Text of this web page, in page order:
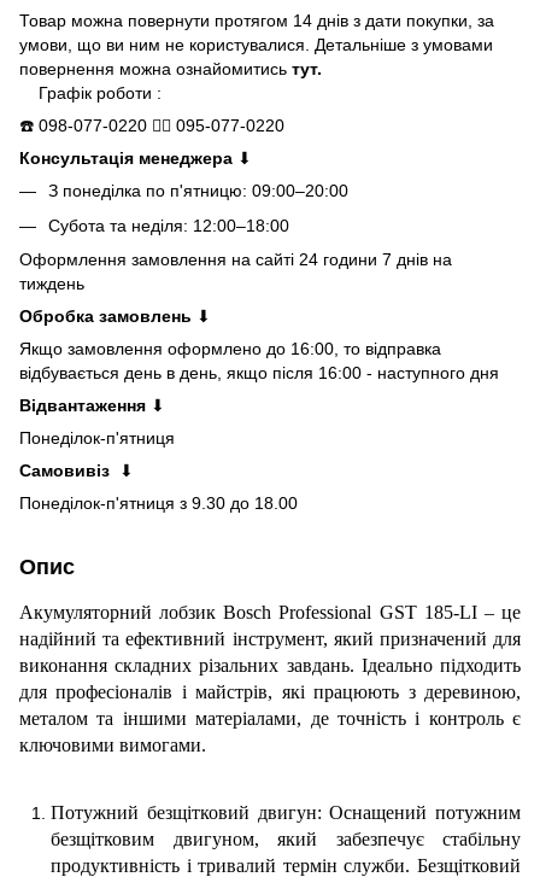
Товар можна повернути протягом 14 днів з дати покупки, за
умови, що ви ним не користувалися. Детальніше з умовами
повернення можна ознайомитись тут.
Графік роботи :
☎️ 098-077-0220 👍🏻 095-077-0220
Консультація менеджера ⬇
З понеділка по п'ятницю: 09:00–20:00
Субота та неділя: 12:00–18:00
Оформлення замовлення на сайті 24 години 7 днів на
тиждень
Обробка замовлень ⬇
Якщо замовлення оформлено до 16:00, то відправка
відбувається день в день, якщо після 16:00 - наступного дня
Відвантаження ⬇
Понеділок-п'ятниця
Самовивіз
⬇
Понеділок-п'ятниця з 9.30 до 18.00
Опис
Акумуляторний лобзик Bosch Professional GST 185-LI – це
надійний та ефективний інструмент, який призначений для
виконання складних різальних завдань. Ідеально підходить
для професіоналів і майстрів, які працюють з деревиною,
металом та іншими матеріалами, де точність і контроль є
ключовими вимогами.
Потужний безщітковий двигун: Оснащений потужним
безщітковим двигуном, який забезпечує стабільну
продуктивність і тривалий термін служби. Безщітковий